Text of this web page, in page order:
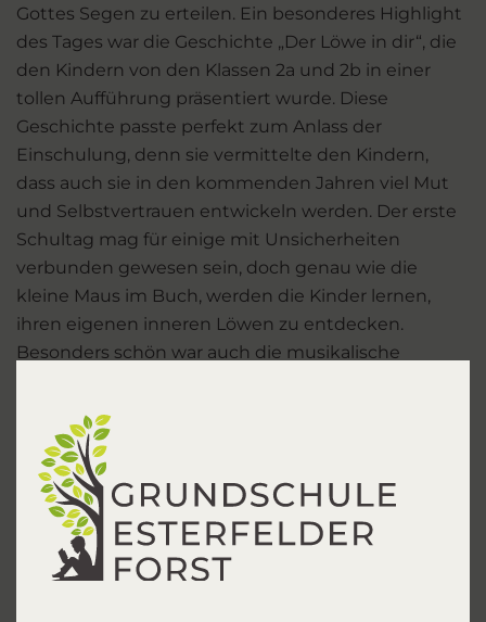
Gottes Segen zu erteilen. Ein besonderes Highlight
des Tages war die Geschichte „Der Löwe in dir“, die
den Kindern von den Klassen 2a und 2b in einer
tollen Aufführung präsentiert wurde. Diese
Geschichte passte perfekt zum Anlass der
Einschulung, denn sie vermittelte den Kindern,
dass auch sie in den kommenden Jahren viel Mut
und Selbstvertrauen entwickeln werden. Der erste
Schultag mag für einige mit Unsicherheiten
verbunden gewesen sein, doch genau wie die
kleine Maus im Buch, werden die Kinder lernen,
ihren eigenen inneren Löwen zu entdecken.
Besonders schön war auch die musikalische
Lögering fleißig Lieder einstudierten und sangen.
Nach dem Start auf dem Schulhof wurden die
Kinder in ihre neuen Klassenräume geführt, in
denen sie ihre Schultage gemeinsam mit ihren
Lehrerinnen, pädagogischen Mitarbeiterinnen und